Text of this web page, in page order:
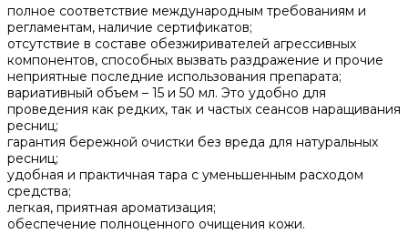
полное соответствие международным требованиям и
регламентам, наличие сертификатов;
отсутствие в составе обезжиривателей агрессивных
компонентов, способных вызвать раздражение и прочие
неприятные последние использования препарата;
вариативный объем – 15 и 50 мл. Это удобно для
проведения как редких, так и частых сеансов наращивания
ресниц;
гарантия бережной очистки без вреда для натуральных
ресниц;
удобная и практичная тара с уменьшенным расходом
средства;
легкая, приятная ароматизация;
обеспечение полноценного очищения кожи.